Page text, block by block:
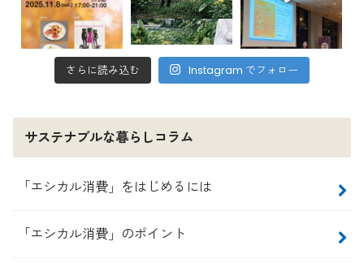
さらに読み込む Instagram でフォロー
サステナブルな暮らしコラム
「エシカル消費」をはじめるには
「エシカル消費」のポイント